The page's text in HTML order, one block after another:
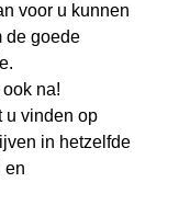
voor u kunnen
de goede
na!
u vinden op
in hetzelfde
en